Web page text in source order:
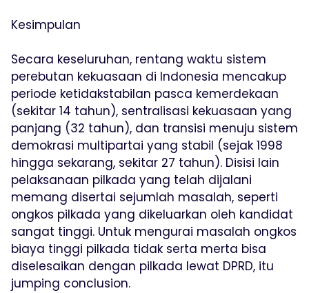
Kesimpulan
Secara keseluruhan, rentang waktu sistem
perebutan kekuasaan di Indonesia mencakup
periode ketidakstabilan pasca kemerdekaan
(sekitar 14 tahun), sentralisasi kekuasaan yang
panjang (32 tahun), dan transisi menuju sistem
demokrasi multipartai yang stabil (sejak 1998
hingga sekarang, sekitar 27 tahun). Disisi lain
pelaksanaan pilkada yang telah dijalani
memang disertai sejumlah masalah, seperti
ongkos pilkada yang dikeluarkan oleh kandidat
sangat tinggi. Untuk mengurai masalah ongkos
biaya tinggi pilkada tidak serta merta bisa
diselesaikan dengan pilkada lewat DPRD, itu
jumping conclusion.